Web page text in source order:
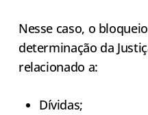
Nesse caso, o
determinação da
relacionado a:
Dívidas;